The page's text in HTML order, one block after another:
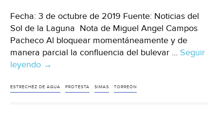
Fecha: 3 de octubre de 2019 Fuente: Noticias del
Sol de la Laguna Nota de Miguel Angel Campos
Pacheco Al bloquear momentáneamente y de
manera parcial la confluencia del bulevar … Seguir
leyendo Torreón:
falta
→
ESTRECHEZ DE AGUA PROTESTA SIMAS TORREÓN